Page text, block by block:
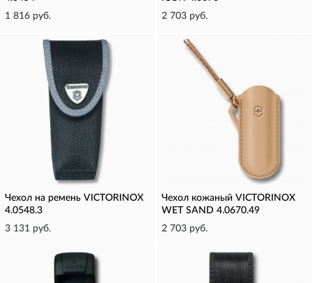
1 816 руб.
2 703 руб.
Чехол на ремень VICTORINOX
4.0548.3
3 131 руб.
Чехол кожаный VICTORINOX
WET SAND 4.0670.49
2 703 руб.